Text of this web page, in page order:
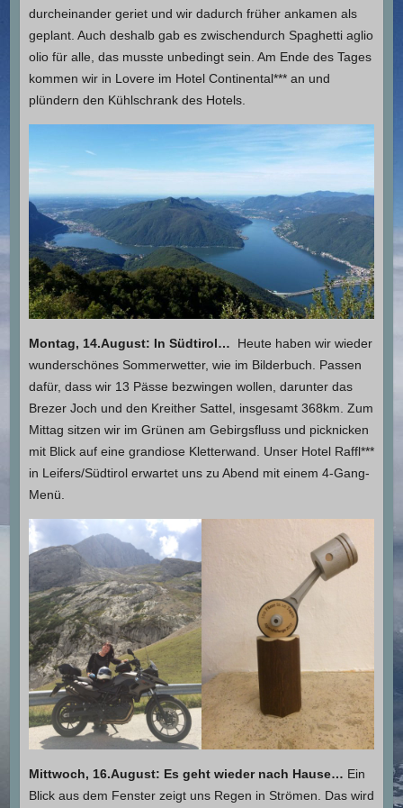
durcheinander geriet und wir dadurch früher ankamen als
geplant. Auch deshalb gab es zwischendurch Spaghetti aglio
olio für alle, das musste unbedingt sein. Am Ende des Tages
kommen wir in Lovere im Hotel Continental*** an und
plündern den Kühlschrank des Hotels.
Montag, 14.August: In Südtirol…
Heute haben wir wieder
wunderschönes Sommerwetter, wie im Bilderbuch. Passen
dafür, dass wir 13 Pässe bezwingen wollen, darunter das
Brezer Joch und den Kreither Sattel, insgesamt 368km. Zum
Mittag sitzen wir im Grünen am Gebirgsfluss und picknicken
mit Blick auf eine grandiose Kletterwand. Unser Hotel Raffl***
in Leifers/Südtirol erwartet uns zu Abend mit einem 4-Gang-
Menü.
Mittwoch, 16.August: Es geht wieder nach Hause… Ein
Blick aus dem Fenster zeigt uns Regen in Strömen. Das wird